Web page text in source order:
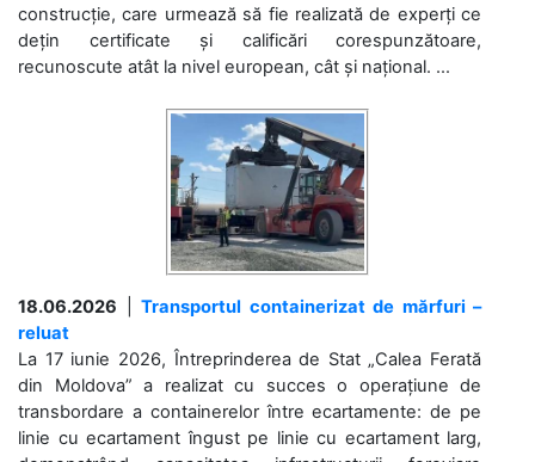
construcție, care urmează să fie realizată de experți ce
dețin certificate și calificări corespunzătoare,
recunoscute atât la nivel european, cât și național. ...
18.06.2026
Transportul containerizat de mărfuri –
reluat
La 17 iunie 2026, Întreprinderea de Stat „Calea Ferată
din Moldova” a realizat cu succes o operațiune de
transbordare a containerelor între ecartamente: de pe
linie cu ecartament îngust pe linie cu ecartament larg,